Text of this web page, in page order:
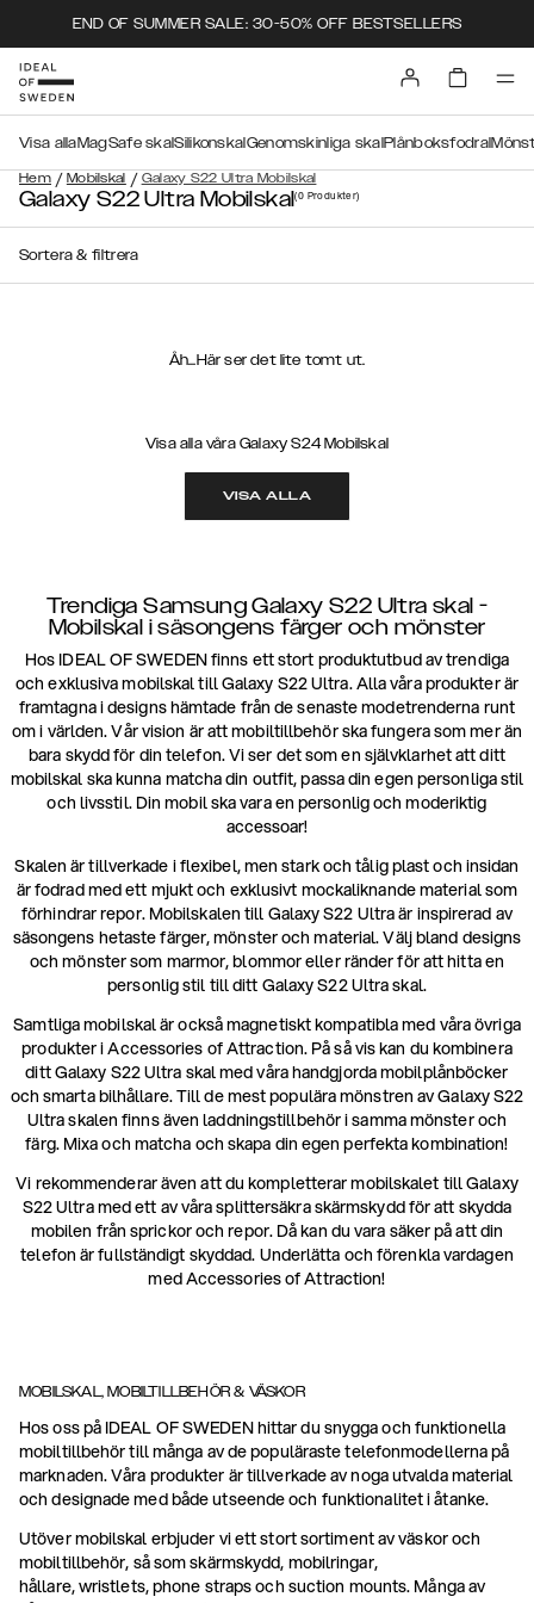
END OF SUMMER SALE: 30-50% OFF BESTSELLERS
Hem / Mobilskal / Galaxy S22 Ultra Mobilskal
Visa allaMagSafe skalSilikonskal Genomskinliga skal Plånboksfodral
Galaxy S22 Ultra Mobilskal(0 Produkter)
Sortera & filtrera
Åh...Här ser det lite tomt ut.
Visa alla våra Galaxy S24 Mobilskal
VISA ALLA
Trendiga Samsung Galaxy S22 Ultra skal -
Mobilskal i säsongens färger och mönster
Hos IDEAL OF SWEDEN finns ett stort produktutbud av trendiga
och exklusiva mobilskal till Galaxy S22 Ultra. Alla våra produkter är
framtagna i designs hämtade från de senaste modetrenderna runt
om i världen. Vår vision är att mobiltillbehör ska fungera som mer än
bara skydd för din telefon. Vi ser det som en självklarhet att ditt
mobilskal ska kunna matcha din outfit, passa din egen personliga stil
och livsstil. Din mobil ska vara en personlig och moderiktig
accessoar!
Skalen är tillverkade i flexibel, men stark och tålig plast och insidan
är fodrad med ett mjukt och exklusivt mockaliknande material som
förhindrar repor. Mobilskalen till Galaxy S22 Ultra är inspirerad av
säsongens hetaste färger, mönster och material. Välj bland designs
och mönster som marmor, blommor eller ränder för att hitta en
personlig stil till ditt Galaxy S22 Ultra skal.
Samtliga mobilskal är också magnetiskt kompatibla med våra övriga
produkter i Accessories of Attraction. På så vis kan du kombinera
ditt Galaxy S22 Ultra skal med våra handgjorda mobilplånböcker
och smarta bilhållare. Till de mest populära mönstren av Galaxy S22
Ultra skalen finns även laddningstillbehör i samma mönster och
färg. Mixa och matcha och skapa din egen perfekta kombination!
Vi rekommenderar även att du kompletterar mobilskalet till Galaxy
S22 Ultra med ett av våra splittersäkra skärmskydd för att skydda
mobilen från sprickor och repor. Då kan du vara säker på att din
telefon är fullständigt skyddad. Underlätta och förenkla vardagen
med Accessories of Attraction!
MOBILSKAL, MOBILTILLBEHÖR & VÄSKOR
Hos oss på IDEAL OF SWEDEN hittar du snygga och funktionella
mobiltillbehör till många av de populäraste telefonmodellerna på
marknaden. Våra produkter är tillverkade av noga utvalda material
och designade med både utseende och funktionalitet i åtanke.
Utöver mobilskal erbjuder vi ett stort sortiment av väskor och
mobiltillbehör, så som skärmskydd, mobilringar,
hållare, wristlets, phone straps och suction mounts. Många av